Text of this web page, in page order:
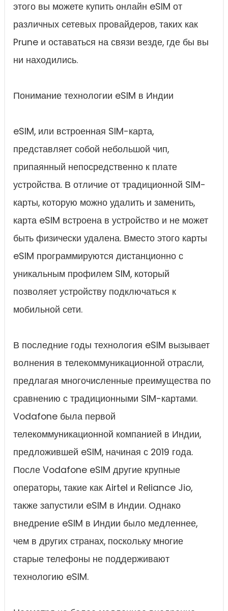
этого вы можете купить онлайн eSIM от
различных сетевых провайдеров, таких как
Prune и оставаться на связи везде, где бы вы
ни находились.
Понимание технологии eSIM в Индии
eSIM, или встроенная SIM-карта,
представляет собой небольшой чип,
припаянный непосредственно к плате
устройства. В отличие от традиционной SIM-
карты, которую можно удалить и заменить,
карта eSIM встроена в устройство и не может
быть физически удалена. Вместо этого карты
eSIM программируются дистанционно с
уникальным профилем SIM, который
позволяет устройству подключаться к
мобильной сети.
В последние годы технология eSIM вызывает
волнения в телекоммуникационной отрасли,
предлагая многочисленные преимущества по
сравнению с традиционными SIM-картами.
Vodafone была первой
телекоммуникационной компанией в Индии,
предложившей eSIM, начиная с 2019 года.
После Vodafone eSIM другие крупные
операторы, такие как Airtel и Reliance Jio,
также запустили eSIM в Индии. Однако
внедрение eSIM в Индии было медленнее,
чем в других странах, поскольку многие
старые телефоны не поддерживают
технологию eSIM.